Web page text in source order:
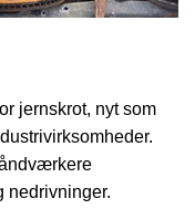
jernskrot, nyt som
nedrivninger.